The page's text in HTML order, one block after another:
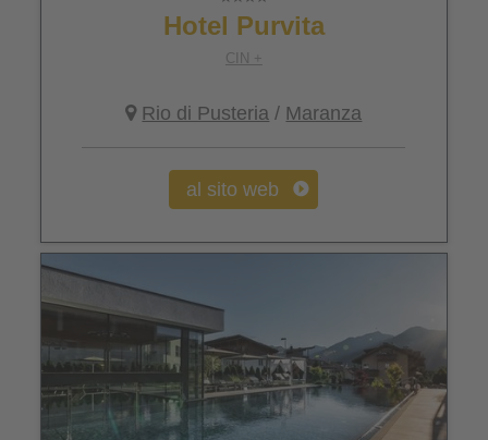
Hotel Purvita
CIN +
Rio di Pusteria / Maranza
al sito web